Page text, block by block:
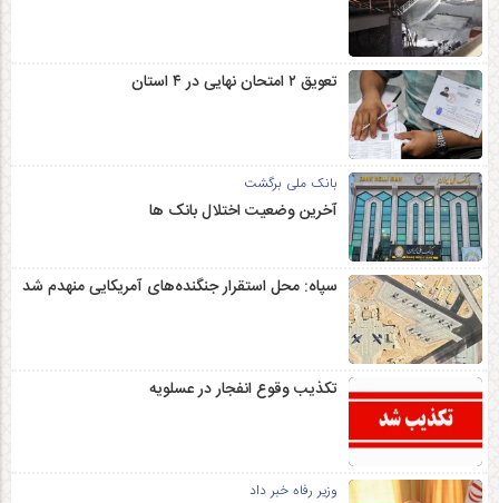
تعویق ۲ امتحان نهایی در ۴ استان
بانک ملی برگشت
آخرین وضعیت اختلال بانک ها
سپاه: محل استقرار جنگنده‌های آمریکایی منهدم شد
تکذیب وقوع انفجار در عسلویه
وزیر رفاه خبر داد